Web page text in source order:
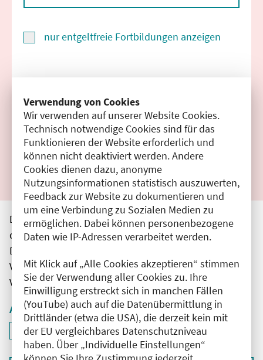
Verwendung von Cookies
Wir verwenden auf unserer Website Cookies.
Technisch notwendige Cookies sind für das
Funktionieren der Website erforderlich und
können nicht deaktiviert werden. Andere
Cookies dienen dazu, anonyme
Nutzungsinformationen statistisch auszuwerten,
Feedback zur Website zu dokumentieren und
um eine Verbindung zu Sozialen Medien zu
ermöglichen. Dabei können personenbezogene
Daten wie IP-Adressen verarbeitet werden.
Mit Klick auf „Alle Cookies akzeptieren“ stimmen
Sie der Verwendung aller Cookies zu. Ihre
Einwilligung erstreckt sich in manchen Fällen
(YouTube) auch auf die Datenübermittlung in
Drittländer (etwa die USA), die derzeit kein mit
der EU vergleichbares Datenschutzniveau
haben. Über „Individuelle Einstellungen“
nur entgeltfreie Fortbildungen anzeigen
Filter zurücksetzen
Ergebnisse drucken
Die hier aufgeführten Veranstaltungen entsprechen
den unmittelbar vom Veranstalter getätigten Angaben.
Die Ärztekammer Berlin übernimmt keine
Verantwortung für den Inhalt, die Haftung obliegt dem
Veranstalter.
Aktive Filter
Filter
ID: ANT-2502765
deaktivieren und Suchergebnisse neu laden